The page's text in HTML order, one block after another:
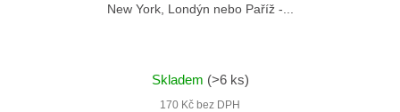
New York, Londýn nebo Paříž -...
Skladem (>6 ks)
170 Kč bez DPH